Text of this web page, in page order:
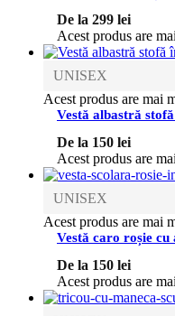
De la 299 lei
Acest produs are
UNISEX
Acest produs are mai
Vestă albastră
De la 150 lei
Acest produs are
UNISEX
Acest produs are mai
Vestă caro roșie cu
De la 150 lei
Acest produs are